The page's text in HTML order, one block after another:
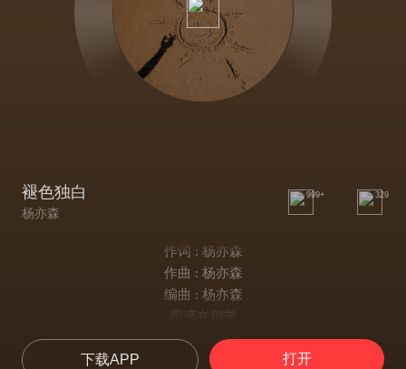
褪色独白
杨亦森
999+ 329
作词 : 杨亦森
作曲 : 杨亦森
编曲 : 杨亦森
雨滴在倒带
指纹留在杯口徘徊
沉默把时针拨慢
下载APP 打开